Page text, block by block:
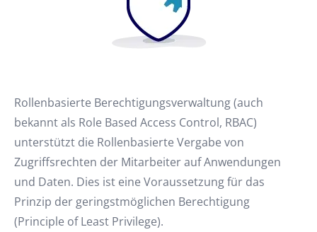
Rollenbasierte Berechtigungsverwaltung (auch
bekannt als Role Based Access Control, RBAC)
unterstützt die Rollenbasierte Vergabe von
Zugriffsrechten der Mitarbeiter auf Anwendungen
und Daten. Dies ist eine Voraussetzung für das
Prinzip der geringstmöglichen Berechtigung
(Principle of Least Privilege).